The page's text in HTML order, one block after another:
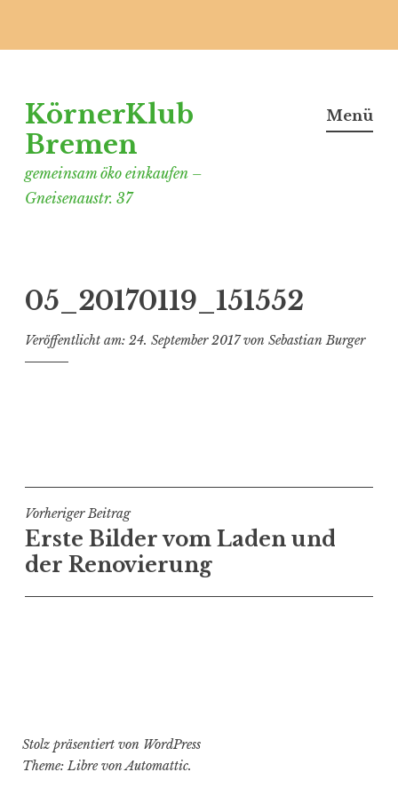
springen
KörnerKlub
Bremen
gemeinsam öko einkaufen –
Gneisenaustr. 37
Menü
05_20170119_151552
Veröffentlicht am: 24. September 2017von Sebastian Burger
Beitragsnavigation
Vorheriger Beitrag
Erste Bilder vom Laden und
der Renovierung
Stolz präsentiert von WordPress
Theme: Libre vonAutomattic.